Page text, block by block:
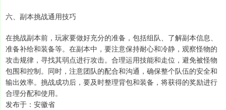
六、副本挑战通用技巧
在挑战副本前，玩家要做好充分的准备，包括组队、了解副本信息、
准备补给和装备等。在副本中，要注意保持耐心和冷静，观察怪物的
攻击规律，寻找其弱点进行攻击。合理运用技能和走位，避免被怪物
包围和控制。同时，注意团队的配合和沟通，确保整个队伍的安全和
输出效率。挑战成功后，要及时整理背包和装备，将获得的奖励进行
合理分配和使用。
发布于：安徽省